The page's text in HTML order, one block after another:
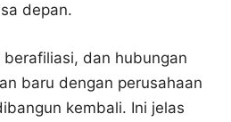
depan.
dan hubungan
baru dengan perusahaan
kembali. Ini jelas